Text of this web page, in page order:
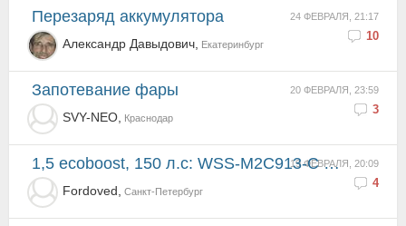
24 ФЕВРАЛЯ, 21:17
10
Перезаряд аккумулятора
Александр Давыдович, Екатеринбург
20 ФЕВРАЛЯ, 23:59
3
Запотевание фары
SVY-NEO, Краснодар
19 ФЕВРАЛЯ, 20:09
4
1,5 ecoboost, 150 л.с: WSS-M2C913-C вместо WSS-M2C948-B - можно или нет?
Fordoved, Санкт-Петербург